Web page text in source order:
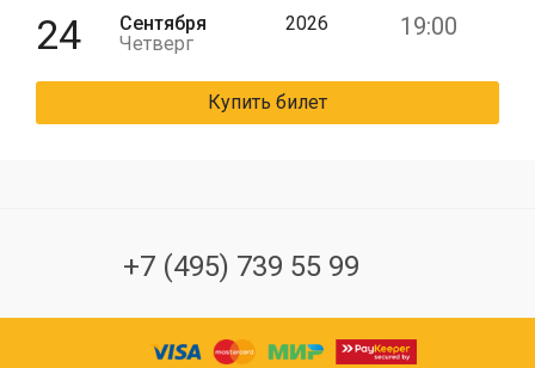
24
Сентября
Четверг
2026 19:00
Купить билет
+7 (495) 739 55 99